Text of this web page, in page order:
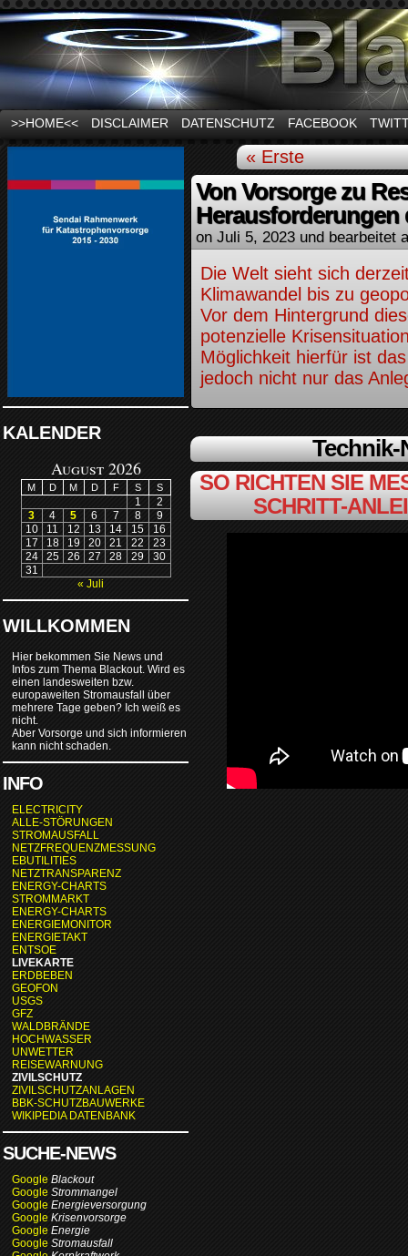
News und Infos zum Thema Stromausfall
>>HOME<< DISCLAIMER DATENSCHUTZ FACEBOOK
KALENDER
August 2026
M D M D F S S
1
2
3
4 5 6 7 8
9
10
11 12 13 14 15
16
17
18 19 20 21 22
23
24
25 26 27 28 29
30
31
« Juli
WILLKOMMEN
Hier bekommen Sie News und
Infos zum Thema Blackout. Wird es
einen landesweiten bzw.
europaweiten Stromausfall über
mehrere Tage geben? Ich weiß es
nicht.
Aber Vorsorge und sich informieren
kann nicht schaden.
INFO
ELECTRICITY
ALLE-STÖRUNGEN
STROMAUSFALL
NETZFREQUENZMESSUNG
EBUTILITIES
NETZTRANSPARENZ
ENERGY-CHARTS
STROMMARKT
ENERGY-CHARTS
ENERGIEMONITOR
ENERGIETAKT
ENTSOE
LIVEKARTE
ERDBEBEN
GEOFON
USGS
GFZ
WALDBRÄNDE
HOCHWASSER
UNWETTER
REISEWARNUNG
ZIVILSCHUTZ
ZIVILSCHUTZANLAGEN
BBK-SCHUTZBAUWERKE
WIKIPEDIA DATENBANK
SUCHE-NEWS
Google Blackout
Google Strommangel
Google Energieversorgung
Google Krisenvorsorge
Google Energie
Google Stromausfall
« Erste
Von Vorsorge zu
Herausforderungen
on Juli 5, 2023 und bearbeitet
Die Welt sieht sich
Klimawandel bis zu
Vor dem Hintergrund
potenzielle
Möglichkeit hierfür ist
jedoch nicht nur das
SO RICHTEN SIE
SCHRITT-